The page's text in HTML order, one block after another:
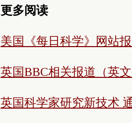
更多阅读
美国《每日科学》网站
英国BBC相关报道（英
英国科学家研究新技术